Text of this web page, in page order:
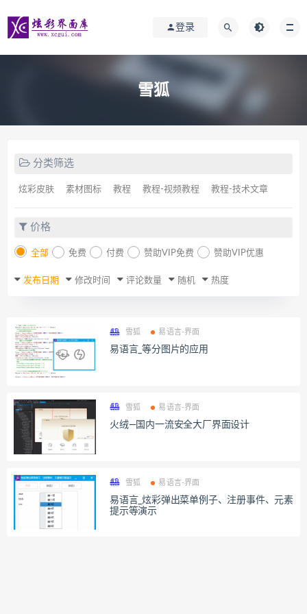
登录
雪狐
分类筛选
炫彩皮肤 素材图标 教程 教程-视频教程 教程-技术文章
价格
全部 免费 付费 赞助VIP免费 赞助VIP优惠
发布日期 修改时间 评论数量 随机 热度
雪狐 易语言-界面
易语言_等分图片的应用
雪狐 易语言-界面
火绒—国内一流安全大厂界面设计
雪狐 易语言-界面
易语言_炫彩弹出菜单例子、注册事件、元素
提示等演示